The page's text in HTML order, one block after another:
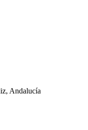
Andalucía